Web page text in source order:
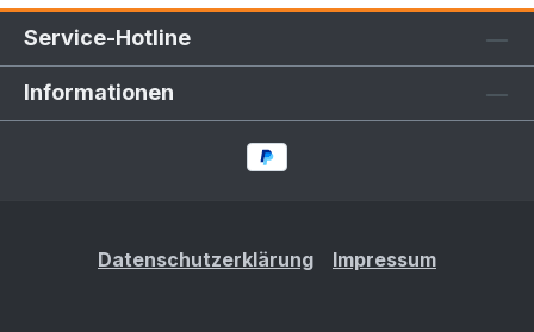
Service-Hotline
Informationen
Datenschutzerklärung Impressum